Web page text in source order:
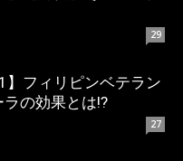
29
】フィリピンベテラン
の効果とは!?
27